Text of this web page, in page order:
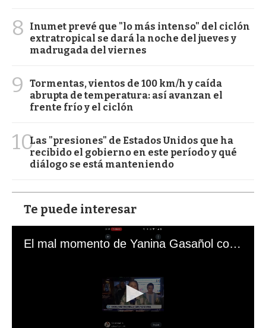
8
Inumet prevé que "lo más intenso" del ciclón
extratropical se dará la noche del jueves y
madrugada del viernes
9
Tormentas, vientos de 100 km/h y caída
abrupta de temperatura: así avanzan el
frente frío y el ciclón
10Las "presiones" de Estados Unidos que ha
recibido el gobierno en este período y qué
diálogo se está manteniendo
Te puede interesar
El mal momento de Yanina Gasañol con un hincha argentino en "Subrayado"